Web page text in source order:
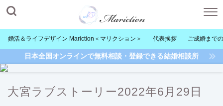
婚活＆ライフデザイン Mariction＜マリクション＞ 代表挨拶 ご成婚まで
日本全国オンラインで無料相談・登録できる結婚相談所
大宮ラブストーリー2022年6月29日